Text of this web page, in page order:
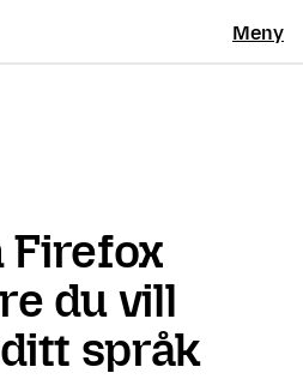
Meny
Firefox
du vill
språk